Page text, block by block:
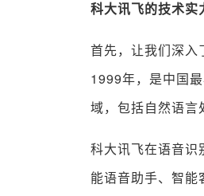
科大讯飞的技术实
首先，让我们深入
1999年，是中国
域，包括自然语言
科大讯飞在语音识
能语音助手、智